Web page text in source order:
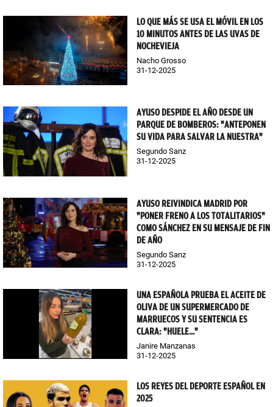
LO QUE MÁS SE USA EL MÓVIL EN LOS
10 MINUTOS ANTES DE LAS UVAS DE
NOCHEVIEJA
Nacho Grosso
31-12-2025
AYUSO DESPIDE EL AÑO DESDE UN
PARQUE DE BOMBEROS: "ANTEPONEN
SU VIDA PARA SALVAR LA NUESTRA"
Segundo Sanz
31-12-2025
AYUSO REIVINDICA MADRID POR
"PONER FRENO A LOS TOTALITARIOS"
COMO SÁNCHEZ EN SU MENSAJE DE FIN
DE AÑO
Segundo Sanz
31-12-2025
UNA ESPAÑOLA PRUEBA EL ACEITE DE
OLIVA DE UN SUPERMERCADO DE
MARRUECOS Y SU SENTENCIA ES
CLARA: "HUELE..."
Janire Manzanas
31-12-2025
LOS REYES DEL DEPORTE ESPAÑOL EN
2025